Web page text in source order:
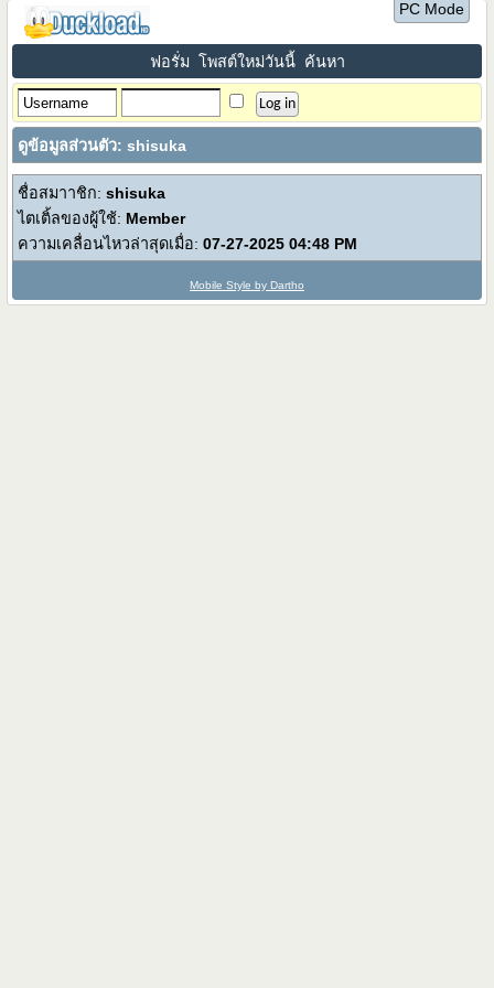
PC Mode
ฟอรั่ม โพสต์ใหม่วันนี้ ค้นหา
ดูข้อมูลส่วนตัว: shisuka
ชื่อสมาาชิก:shisuka
ไตเติ้ลของผู้ใช้: Member
ความเคลื่อนไหวล่าสุดเมื่อ: 07-27-202504:48 PM
Mobile Style by Dartho